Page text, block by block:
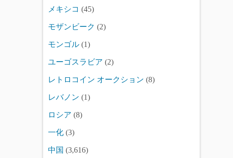
メキシコ (45)
モザンビーク (2)
モンゴル (1)
ユーゴスラビア (2)
レトロコイン オークション (8)
レバノン (1)
ロシア (8)
一化 (3)
中国 (3,616)